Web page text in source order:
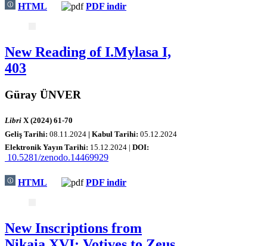
HTML PDF indir
New Reading of I.Mylasa I,
403
Güray ÜNVER
Libri X (2024) 61-70
Geliş Tarihi: 08.11.2024 | Kabul Tarihi: 05.12. 2024
Elektronik Yayın Tarihi: 15.12.2024 | DOI:
10.5281/zenodo.14469929
HTML PDF indir
New Inscriptions from